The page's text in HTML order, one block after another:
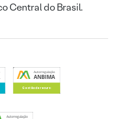
Central do Brasil.